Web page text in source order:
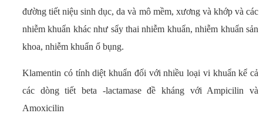
đường tiết niệu sinh dục, da và mô mềm, xương và khớp và các
nhiễm khuẩn khác như sẩy thai nhiễm khuẩn, nhiễm khuẩn sản
khoa, nhiễm khuẩn ổ bụng.
Klamentin có tính diệt khuẩn đối với nhiều loại vi khuẩn kể cả
các dòng tiết beta -lactamase đề kháng với Ampicilin và
Amoxicilin